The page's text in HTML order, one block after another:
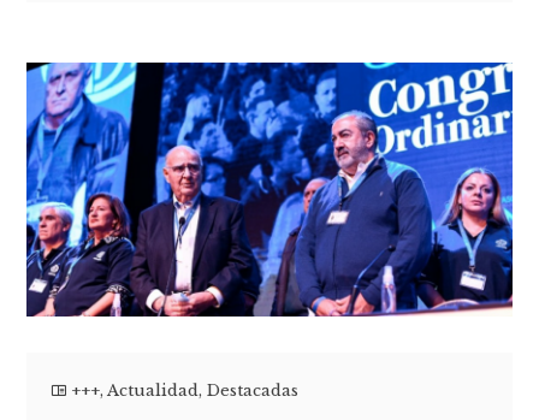
+++,Actualidad,Destacadas